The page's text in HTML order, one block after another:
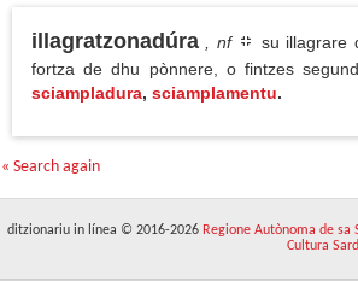
illagratzonadúra , nf
su illagrare
fortza de dhu pònnere, o fintzes
sciampladura, sciamplamentu.
Search again
ditzionariu in línea © 2016-2026 Regione Autònoma de sa
Cultura